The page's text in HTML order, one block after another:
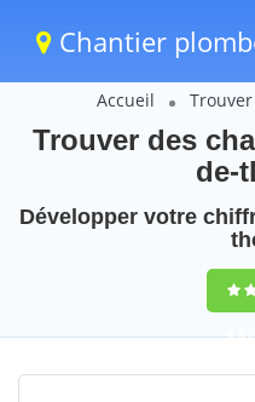
Chantier
Accueil
Trouver des
de-
Développer votre
9,5